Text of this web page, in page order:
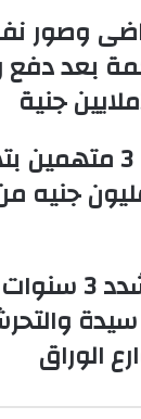
وصور
بعد
القبض على 3
130 مليون
السجن
الوراق